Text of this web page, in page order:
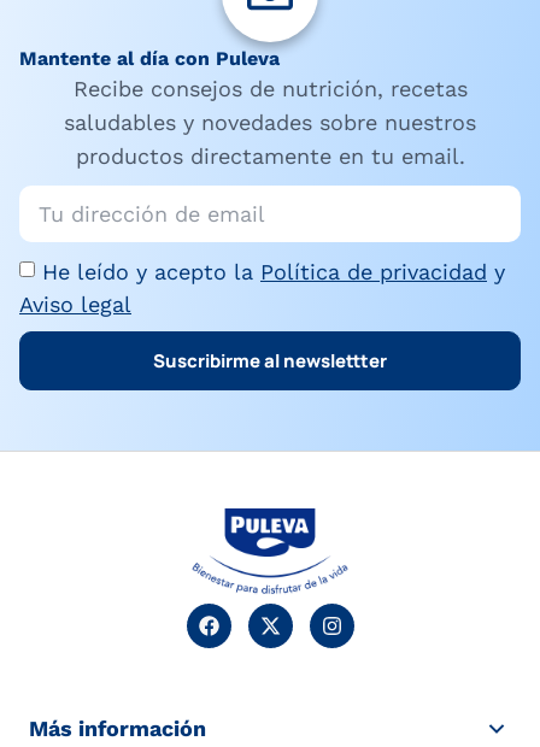
Mantente al día con Puleva
Recibe consejos de nutrición, recetas
saludables y novedades sobre nuestros
productos directamente en tu email.
He leído y acepto la Política de privacidad y
Aviso legal
Suscribirme al newslettter
Más información